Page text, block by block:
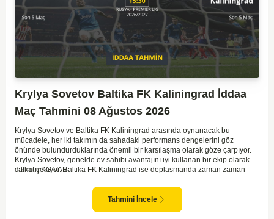
Krylya Sovetov Baltika FK Kaliningrad İddaa
Maç Tahmini 08 Ağustos 2026
Krylya Sovetov ve Baltika FK Kaliningrad arasında oynanacak bu
mücadele, her iki takımın da sahadaki performans dengelerini göz
önünde bulundurduklarında önemli bir karşılaşma olarak göze çarpıyor.
Krylya Sovetov, genelde ev sahibi avantajını iyi kullanan bir ekip olarak
dikkat çekiyor. Baltika FK Kaliningrad ise deplasmanda zaman zaman
ve seyirci desteğini arkasına alarak gol yollarında etkili olması, maçın
seyrini değiştirebilecek bir faktör olarak değerlendiriliyor. Bununla birlikte,
Baltika'nın savunma direncini kırabilmesi, maçı daha heyecanlı hale
Tahmin KG VAR
Tahmini İncele